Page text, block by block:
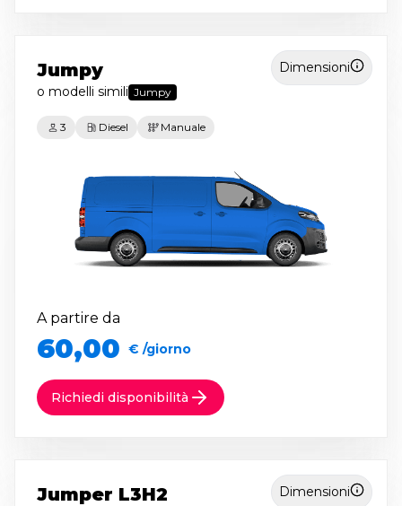
Dimensioni
Jumpy
o modelli simili Jumpy
3 Diesel Manuale
A partire da
60,00 € /giorno
Richiedi disponibilità
Dimensioni
Jumper L3H2